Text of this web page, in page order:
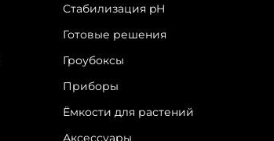
Стабилизация pH
Готовые решения
Гроубоксы
Приборы
Ёмкости для растений
Аксессуары